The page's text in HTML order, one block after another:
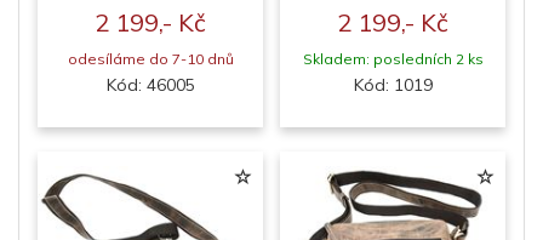
2 199,- Kč
odesíláme do 7-10 dnů
Kód: 46005
2 199,- Kč
Skladem: posledních 2 ks
Kód: 1019